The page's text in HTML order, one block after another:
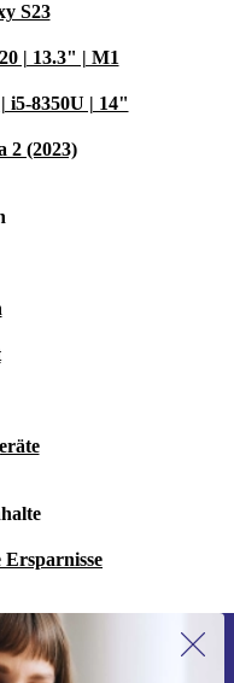
S23
| 13.3" | M1
i5-8350U | 14"
2 (2023)
Ersparnisse
anmelden,